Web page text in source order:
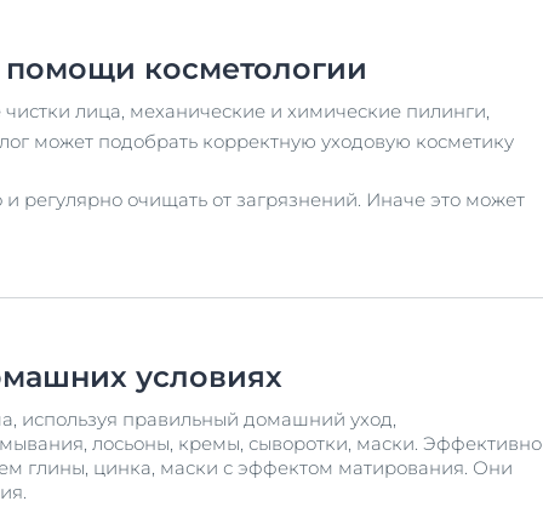
косметологии
лица, механические и химические пилинги,
может подобрать корректную уходовую косметику
очищать от загрязнений. Иначе это может
условиях
используя правильный домашний уход,
лосьоны, кремы, сыворотки, маски. Эффективно
глины, цинка, маски с эффектом матирования. Они